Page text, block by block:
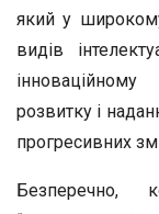
який у
видів
розвитку і
прогресивних
Безперечно,